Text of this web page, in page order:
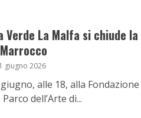
Verde La Malfa si chiude la
giugno 2026
alle 18, alla Fondazione
dell’Arte di...